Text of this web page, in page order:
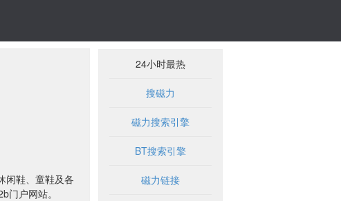
闲鞋、童鞋及各
门户网站。
24小时最热
搜磁力
磁力搜索引擎
BT搜索引擎
磁力链接